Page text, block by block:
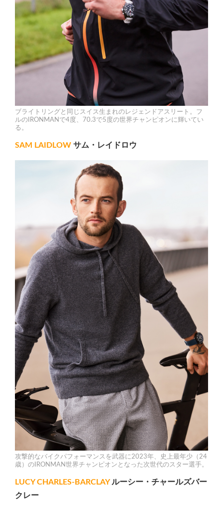
ブライトリングと同じスイス生まれのレジェンドアスリート。フ
ルのIRONMANで4度、70.3で5度の世界チャンピオンに輝いてい
る。
SAM LAIDLOW サム・レイドロウ
攻撃的なバイクパフォーマンスを武器に2023年、史上最年少（24
歳）のIRONMAN世界チャンピオンとなった次世代のスター選手。
LUCY CHARLES-BARCLAYルーシー・チャールズバー
クレー